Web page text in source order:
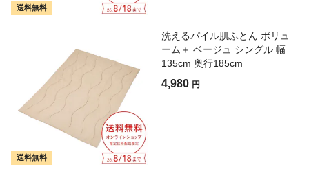
送料無料
送料無料
洗えるパイル肌ふとん ボリュ
ーム＋ ベージュ シングル 幅
135cm 奥行185cm
4,980 円